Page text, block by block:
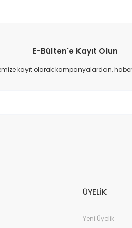
E-Bülten'e Kayıt Olun
kayıt olarak kampanyalardan,
ÜYELİK
Yeni Üyelik